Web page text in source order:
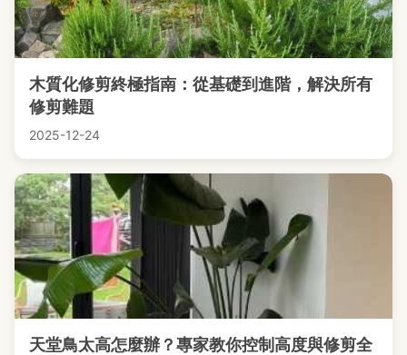
木質化修剪終極指南：從基礎到進階，解決所有
修剪難題
2025-12-24
天堂鳥太高怎麼辦？專家教你控制高度與修剪全